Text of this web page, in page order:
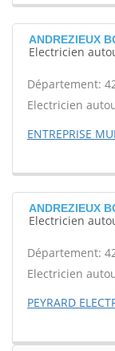
ANDREZIEUX
Electricien
Département:
Electricien
ENTREPRISE
ANDREZIEUX
Electricien
Département:
Electricien
PEYRARD